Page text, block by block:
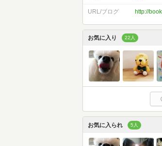
URL/ブログ http://
お気に入り 22人
お気に入られ 5人